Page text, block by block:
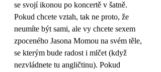
se svojí ikonou po koncertě v šatně.
Pokud chcete vztah, tak ne proto, že
neumíte být sami, ale vy chcete sexem
zpoceného Jasona Momou na svém těle,
se kterým bude radost i mlčet (když
nezvládnete tu angličtinu). Pokud